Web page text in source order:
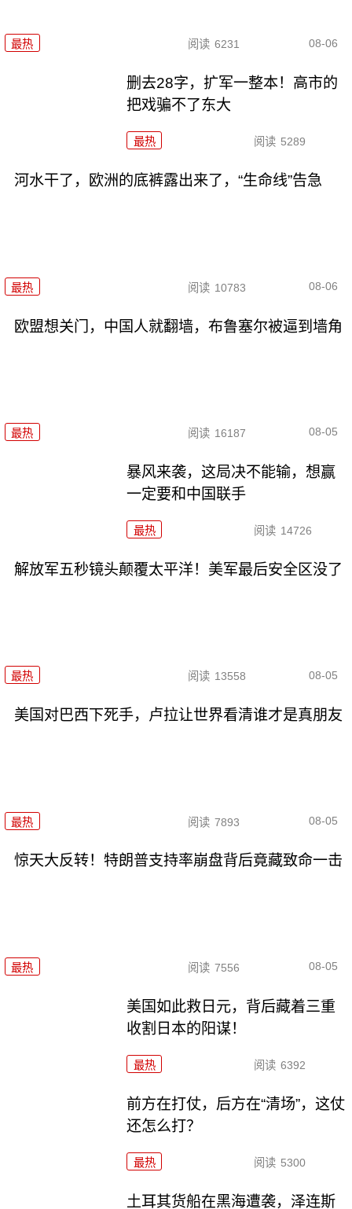
最热 阅读 6231 08-06
删去28字，扩军一整本！高市的
把戏骗不了东大
最热 阅读 5289
河水干了，欧洲的底裤露出来了，“生命线”告急
最热 阅读 10783 08-06
欧盟想关门，中国人就翻墙，布鲁塞尔被逼到墙角
最热 阅读 16187 08-05
暴风来袭，这局决不能输，想赢
一定要和中国联手
最热 阅读 14726
解放军五秒镜头颠覆太平洋！美军最后安全区没了
最热 阅读 13558 08-05
美国对巴西下死手，卢拉让世界看清谁才是真朋友
最热 阅读 7893 08-05
惊天大反转！特朗普支持率崩盘背后竟藏致命一击
最热 阅读 7556 08-05
美国如此救日元，背后藏着三重
收割日本的阳谋！
最热 阅读 6392
前方在打仗，后方在“清场”，这仗
还怎么打？
最热 阅读 5300
土耳其货船在黑海遭袭，泽连斯